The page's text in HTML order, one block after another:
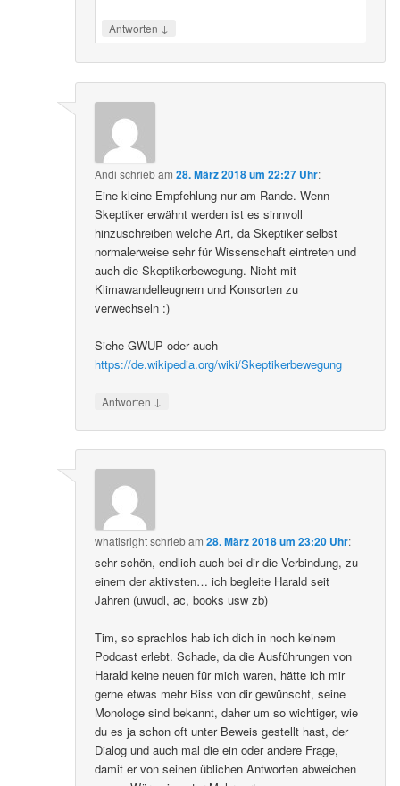
Antworten ↓
Andi schriebam28. März 2018 um 22:27 Uhr:
Eine kleine Empfehlung nur am Rande. Wenn
Skeptiker erwähnt werden ist es sinnvoll
hinzuschreiben welche Art, da Skeptiker selbst
normalerweise sehr für Wissenschaft eintreten und
auch die Skeptikerbewegung. Nicht mit
Klimawandelleugnern und Konsorten zu
verwechseln :)
Siehe GWUP oder auch
https://de.wikipedia.org/wiki/Skeptikerbewegung
Antworten ↓
whatisrightschriebam28. März 2018 um 23:20 Uhr:
sehr schön, endlich auch bei dir die Verbindung, zu
einem der aktivsten… ich begleite Harald seit
Jahren (uwudl, ac, books usw zb)
Tim, so sprachlos hab ich dich in noch keinem
Podcast erlebt. Schade, da die Ausführungen von
Harald keine neuen für mich waren, hätte ich mir
gerne etwas mehr Biss von dir gewünscht, seine
Monologe sind bekannt, daher um so wichtiger, wie
du es ja schon oft unter Beweis gestellt hast, der
Dialog und auch mal die ein oder andere Frage,
damit er von seinen üblichen Antworten abweichen